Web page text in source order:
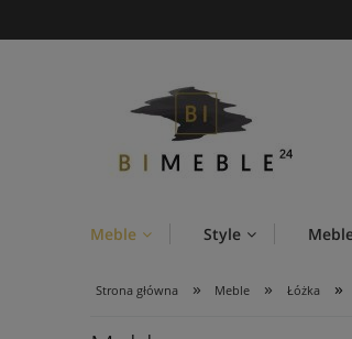
Meble Style
Strona główna » Meble » Łóżka »